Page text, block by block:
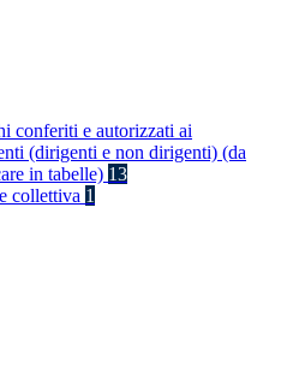
conferiti e autorizzati ai
(dirigenti e non dirigenti) (da
in tabelle) 13
collettiva 1